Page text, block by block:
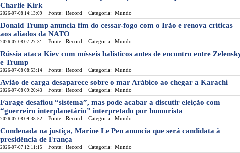
Charlie Kirk
2026-07-08 14:13:09 Fonte: Record Categoria: Mundo
Donald Trump anuncia fim do cessar-fogo com o Irão e renova críticas
aos aliados da NATO
2026-07-08 07:27:31 Fonte: Record Categoria: Mundo
Rússia ataca Kiev com mísseis balísticos antes de encontro entre
e Trump
2026-07-08 08:53:14 Fonte: Record Categoria: Mundo
Avião de carga desaparece sobre o mar Arábico ao chegar a Karachi
2026-07-08 09:20:43 Fonte: Record Categoria: Mundo
Farage desafiou “sistema”, mas pode acabar a discutir eleição com
“guerreiro interplanetário” interpretado por humorista
2026-07-08 09:38:52 Fonte: Record Categoria: Mundo
Condenada na justiça, Marine Le Pen anuncia que será candidata à
presidência de França
2026-07-07 12:11:15 Fonte: Record Categoria: Mundo